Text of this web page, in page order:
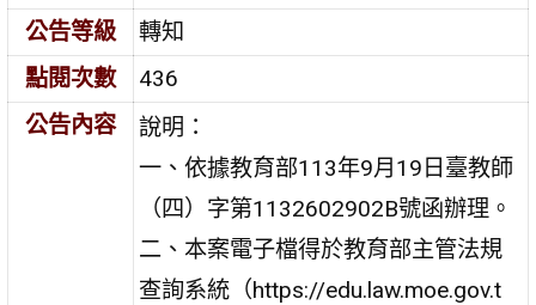
公告等級
轉知
點閱次數
436
公告內容
說明：
一、依據教育部113年9月19日臺教師
（四）字第1132602902B號函辦理。
二、本案電子檔得於教育部主管法規
查詢系統（https://edu.law.moe.gov.t